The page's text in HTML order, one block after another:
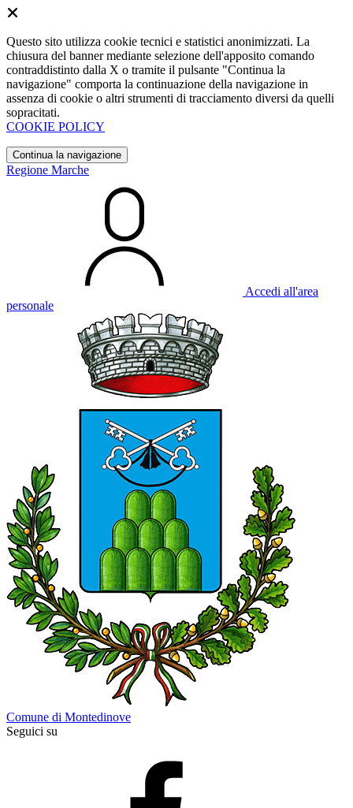
Questo sito utilizza cookie tecnici e statistici anonimizzati. La
chiusura del banner mediante selezione dell'apposito comando
contraddistinto dalla X o tramite il pulsante "Continua la
navigazione" comporta la continuazione della navigazione in
assenza di cookie o altri strumenti di tracciamento diversi da quelli
sopracitati.
COOKIE POLICY
Continua la navigazione
Regione Marche
Accedi all'area
personale
Comune di Montedinove
Seguici su